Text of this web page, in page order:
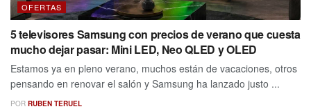
OFERTAS
5 televisores Samsung con precios de verano que cuesta
mucho dejar pasar: Mini LED, Neo QLED y OLED
Estamos ya en pleno verano, muchos están de vacaciones, otros
pensando en renovar el salón y Samsung ha lanzado justo ...
POR RUBEN TERUEL